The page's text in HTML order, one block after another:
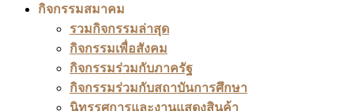
กิจกรรมสมาคม
รวมกิจกรรมล่าสุด
กิจกรรมเพื่อสังคม
กิจกรรมร่วมกับภาครัฐ
กิจกรรมร่วมกับสถาบันการศึกษา